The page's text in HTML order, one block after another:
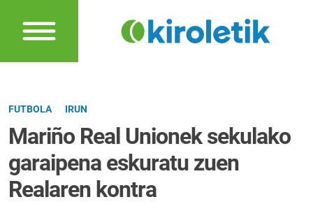
FUTBOLA IRUN
Mariño Real Unionek sekulako
garaipena eskuratu zuen
Realaren kontra